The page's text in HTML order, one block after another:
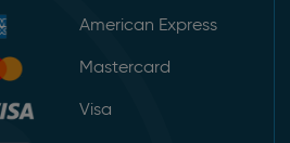
American Express
Mastercard
Visa